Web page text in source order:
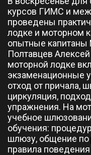
курсов ГИМС и
проведены
лодке и моторном
опытные капитаны
Полтавцев
моторной лодке
экзаменационные
отход от причала,
циркуляция,
упражнения. На
учебное
обучения:
шлюзу, общение по
правила